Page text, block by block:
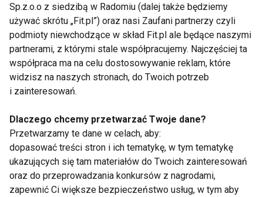
Banany
Właścicowści
bananów
Banany - odżywcze
jagody z tropików
Sp.z.o.o z siedzibą w Radomiu (dalej także będziemy
używać skrótu „Fit.pl”) oraz nasi Zaufani partnerzy czyli
podmioty niewchodzące w skład Fit.pl ale będące naszymi
partnerami, z którymi stale współpracujemy. Najczęściej ta
współpraca ma na celu dostosowywanie reklam, które
widzisz na naszych stronach, do Twoich potrzeb
i zainteresowań.
Dlaczego chcemy przetwarzać Twoje dane?
Przetwarzamy te dane w celach, aby:
dopasować treści stron i ich tematykę, w tym tematykę
ukazujących się tam materiałów do Twoich zainteresowań
oraz do przeprowadzania konkursów z nagrodami,
zapewnić Ci większe bezpieczeństwo usług, w tym aby